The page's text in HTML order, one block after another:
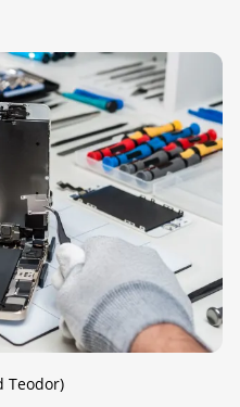
Teodor)